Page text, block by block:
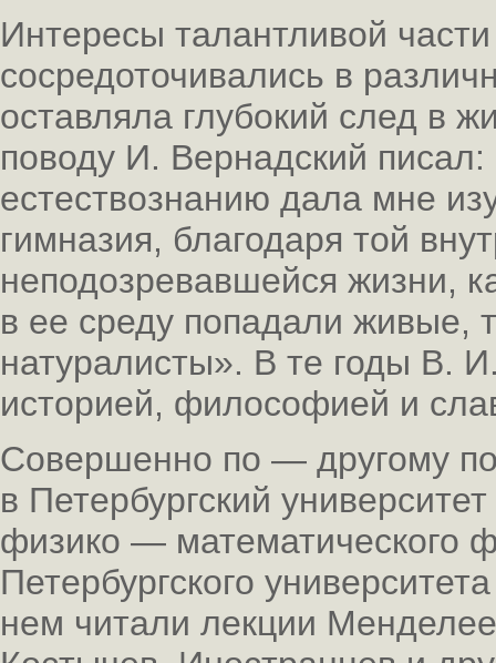
Интересы талантливой
сосредоточивались в
оставляла глубокий след в
поводу И. Вернадский
естествознанию дала мне
гимназия, благодаря той
неподозревавшейся жизни,
в ее среду попадали
натуралисты». В те годы В.
историей, философией и
Совершенно по — другому
в Петербургский
физико — математического
Петербургского
нем читали лекции